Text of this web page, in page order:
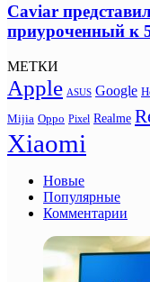
Caviar
приуроченный к
МЕТКИ
Apple ASUS Google
Mijia Oppo Pixel Realme
Xiaomi
Новые
Популярные
Комментарии